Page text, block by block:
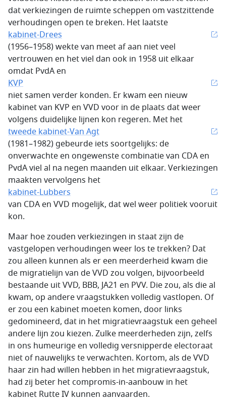
dat verkiezingen de ruimte scheppen om vastzittende
verhoudingen open te breken. Het laatste
kabinet-Drees
(1956–1958) wekte van meet af aan niet veel
vertrouwen en het viel dan ook in 1958 uit elkaar
omdat PvdA en
KVP
niet samen verder konden. Er kwam een nieuw
kabinet van KVP en VVD voor in de plaats dat weer
volgens duidelijke lijnen kon regeren. Met het
tweede kabinet-Van Agt
(1981–1982) gebeurde iets soortgelijks: de
onverwachte en ongewenste combinatie van CDA en
PvdA viel al na negen maanden uit elkaar. Verkiezingen
maakten vervolgens het
kabinet-Lubbers
van CDA en VVD mogelijk, dat wel weer politiek vooruit
kon.
Maar hoe zouden verkiezingen in staat zijn de
vastgelopen verhoudingen weer los te trekken? Dat
zou alleen kunnen als er een meerderheid kwam die
de migratielijn van de VVD zou volgen, bijvoorbeeld
bestaande uit VVD, BBB, JA21 en PVV. Die zou, als die al
kwam, op andere vraagstukken volledig vastlopen. Of
er zou een kabinet moeten komen, door links
gedomineerd, dat in het migratievraagstuk een geheel
andere lijn zou kiezen. Zulke meerderheden zijn, zelfs
in ons humeurige en volledig versnipperde electoraat
niet of nauwelijks te verwachten. Kortom, als de VVD
haar zin had willen hebben in het migratievraagstuk,
had zij beter het compromis-in-aanbouw in het
kabinet Rutte IV kunnen aanvaarden.